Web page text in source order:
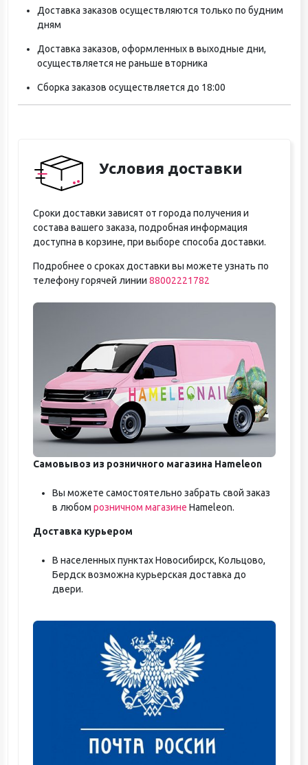
Доставка заказов осуществляются только по будним
дням
Доставка заказов, оформленных в выходные дни,
осуществляется не раньше вторника
Сборка заказов осуществляется до 18:00
Условия доставки
Сроки доставки зависят от города получения и
состава вашего заказа, подробная информация
доступна в корзине, при выборе способа доставки.
Подробнее о сроках доставки вы можете узнать по
телефону горячей линии 88002221782
Самовывоз из розничного магазина Hameleon
Вы можете самостоятельно забрать свой заказ
в любом розничном магазине Hameleon.
Доставка курьером
В населенных пунктах Новосибирск, Кольцово,
Бердск возможна курьерская доставка до
двери.